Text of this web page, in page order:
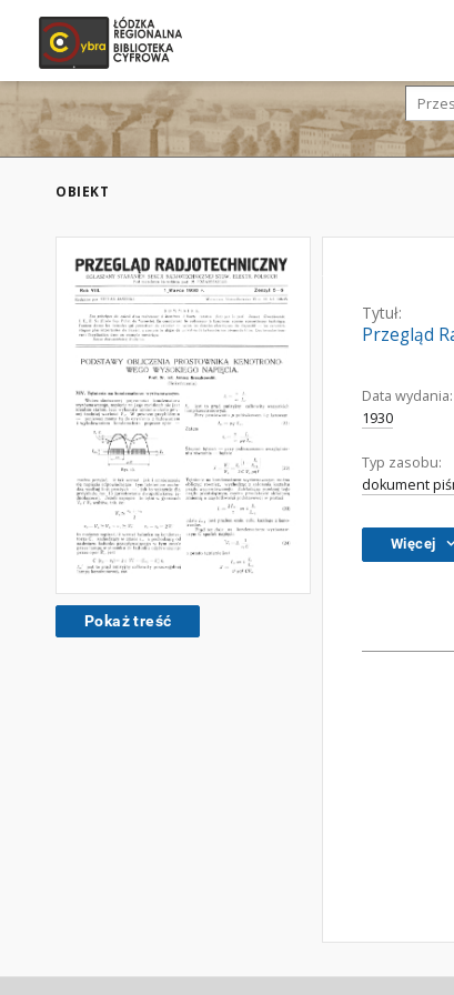
OBIEKT
Pokaż treść
Tytuł:
Przegląd
Data wydania:
1930
Typ zasobu:
dokument
Więcej